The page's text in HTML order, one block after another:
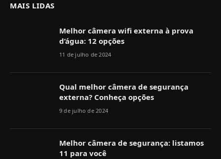
MAIS LIDAS
Melhor câmera wifi externa à prova
d’água: 12 opções
11 de julho de 2024
Qual melhor câmera de segurança
externa? Conheça opções
9 de julho de 2024
Melhor câmera de segurança: listamos
11 para você